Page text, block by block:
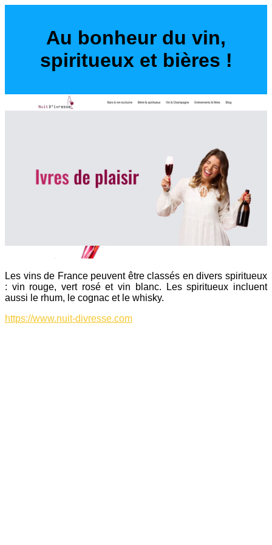
Au bonheur du vin,
spiritueux et bières !
Les vins de France peuvent être classés en divers spiritueux
: vin rouge, vert rosé et vin blanc. Les spiritueux incluent
aussi le rhum, le cognac et le whisky.
https://www.nuit-divresse.com